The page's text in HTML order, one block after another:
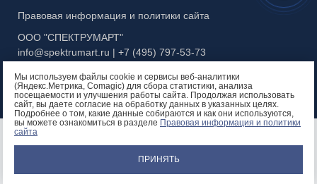
Мы используем файлы cookie и сервисы веб-аналитики
(Яндекс.Метрика, Comagic) для сбора статистики, анализа
посещаемости и улучшения работы сайта. Продолжая использовать
сайт, вы даете согласие на обработку данных в указанных целях.
Подробнее о том, какие данные собираются и как они используются,
вы можете ознакомиться в разделе Правовая информация и политики
сайта
ПРИНЯТЬ
Остались вопросы?
Позвоните нам!
+7 (495) 797-53-73
Презентация МЗФ
Правовая информация и политики сайта
ООО "СПЕКТРУМАРТ"
info@spektrumart.ru | +7 (495) 797-53-73